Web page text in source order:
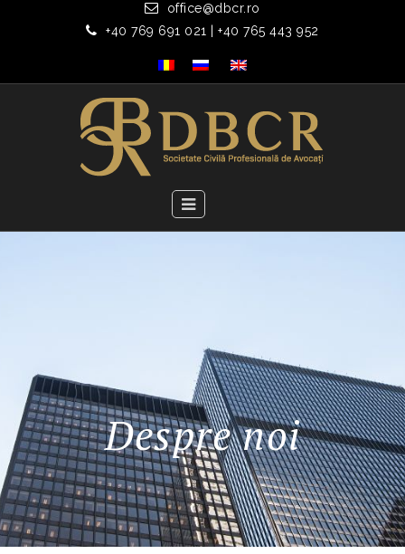
office@dbcr.ro
+40 769 691 021 | +40 765 443 952
Despre noi